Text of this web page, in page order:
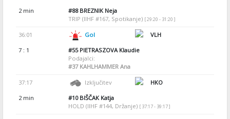
2 min
#88BREZNIK Neja
TRIP (IIHF #167, Spotikanje) [ 29:20 - 31:20 ]
36:01 Gol
VLH
7 : 1
#55PIETRASZOVA Klaudie
Podajalci:
#37KAHLHAMMER Ana
37:17 Izključitev
HKO
2 min
#10BIŠČAK Katja
HOLD (IIHF #144, Držanje) [ 37:17 - 39:17 ]